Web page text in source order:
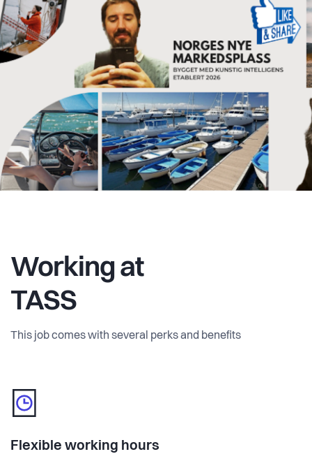
Working at
TASS
This job comes with several perks and benefits
Flexible working hours